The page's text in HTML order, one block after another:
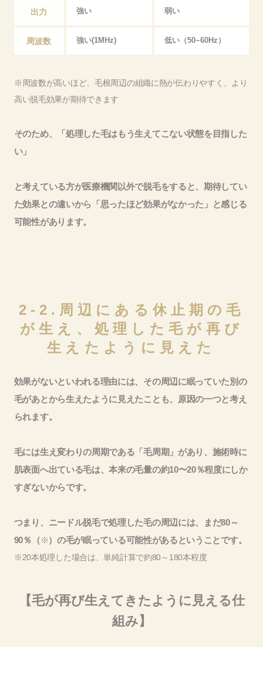
出力 強い 弱い
周波数 強い(1MHz) 低い（50~60Hz）
※周波数が高いほど、毛根周辺の組織に熱が伝わりやすく、より
高い脱毛効果が期待できます
そのため、「処理した毛はもう生えてこない状態を目指した
い」
と考えている方が医療機関以外で脱毛をすると、期待してい
た効果との違いから「思ったほど効果がなかった」と感じる
可能性があります。
2-2.周辺にある休止期の毛
が生え、処理した毛が再び
生えたように見えた
効果がないといわれる理由には、その周辺に眠っていた別の
毛があとから生えたように見えたことも、原因の一つと考え
られます。
毛には生え変わりの周期である「毛周期」があり、施術時に
肌表面へ出ている毛は、本来の毛量の約10〜20％程度にしか
すぎないからです。
つまり、ニードル脱毛で処理した毛の周辺には、まだ80～
90％（※）の毛が眠っている可能性があるということです。
※20本処理した場合は、単純計算で約80～180本程度
【毛が再び生えてきたように見える仕
組み】